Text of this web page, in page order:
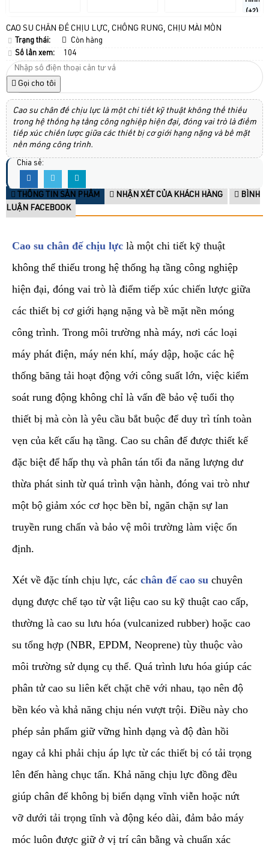
(+2)
CAO SU CHÂN ĐẾ CHỊU LỰC, CHỐNG RUNG, CHỊU MÀI MÒN
Trạng thái:
Còn hàng
Số lần xem:
104
Gọi cho tôi
Cao su chân đế chịu lực là một chi tiết kỹ thuật không thể thiếu
trong hệ thống hạ tầng công nghiệp hiện đại, đóng vai trò là điểm
tiếp xúc chiến lược giữa các thiết bị cơ giới hạng nặng và bề mặt
nền móng công trình.
Chia sẻ:
THÔNG TIN SẢN PHẨM NHẬN XÉT CỦA KHÁCH HÀNG
BÌNH
LUẬN FACEBOOK
Cao su chân đế chịu lực là một chi tiết kỹ thuật
không thể thiếu trong hệ thống hạ tầng công nghiệp
hiện đại, đóng vai trò là điểm tiếp xúc chiến lược giữa
các thiết bị cơ giới hạng nặng và bề mặt nền móng
công trình. Trong môi trường nhà máy, nơi các loại
máy phát điện, máy nén khí, máy dập, hoặc các hệ
thống băng tải hoạt động với công suất lớn, việc kiểm
soát rung động không chỉ là vấn đề bảo vệ tuổi thọ
thiết bị mà còn là yêu cầu bắt buộc để duy trì tính toàn
vẹn của kết cấu hạ tầng. Cao su chân đế được thiết kế
đặc biệt để hấp thụ và phân tán tối đa năng lượng dư
thừa phát sinh từ quá trình vận hành, đóng vai trò như
một bộ giảm xóc cơ học bền bỉ, ngăn chặn sự lan
truyền rung chấn và bảo vệ môi trường làm việc ổn
định.
​Xét về đặc tính chịu lực, các chân đế cao su chuyên
dụng được chế tạo từ vật liệu cao su kỹ thuật cao cấp,
thường là cao su lưu hóa (vulcanized rubber) hoặc cao
su tổng hợp (NBR, EPDM, Neoprene) tùy thuộc vào
môi trường sử dụng cụ thể. Quá trình lưu hóa giúp các
phân tử cao su liên kết chặt chẽ với nhau, tạo nên độ
bền kéo và khả năng chịu nén vượt trội. Điều này cho
phép sản phẩm giữ vững hình dạng và độ đàn hồi
ngay cả khi phải chịu áp lực từ các thiết bị có tải trọng
lên đến hàng chục tấn. Khả năng chịu lực đồng đều
giúp chân đế không bị biến dạng vĩnh viễn hoặc nứt
vỡ dưới tải trọng tĩnh và động kéo dài, đảm bảo máy
móc luôn được giữ ở vị trí cân bằng và chuẩn xác